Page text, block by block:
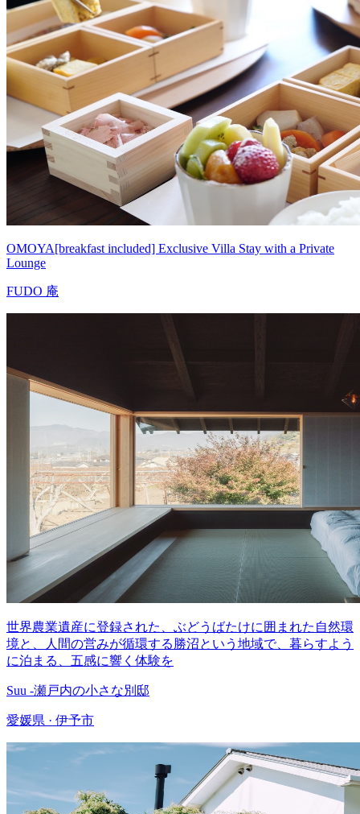
OMOYA[breakfast included] Exclusive Villa Stay with a Private
Lounge
FUDO 庵
世界農業遺産に登録された、ぶどうばたけに囲まれた自然環
境と、人間の営みが循環する勝沼という地域で、暮らすよう
に泊まる、五感に響く体験を
Suu -瀬戸内の小さな別邸
愛媛県 · 伊予市